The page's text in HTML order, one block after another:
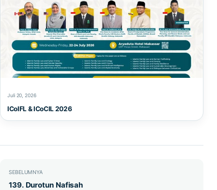
Juli 20, 2026
ICoIFL & ICoCIL 2026
Navigasi pos
SEBELUMNYA
139. Durotun Nafisah